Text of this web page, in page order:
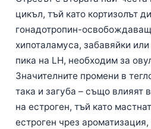
цикъл, тъй като кортизолът
гонадотропин-
хипоталамуса, забавяйки
пика на LH, необходим за
Значителните промени в
така и загуба – също влияят
на естроген, тъй като
естроген чрез
العربية المغربية
Afrikaans
Монгол
ພາສາລາວ
Cebuano